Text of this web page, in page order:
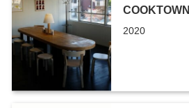
COOKTOWN
2020